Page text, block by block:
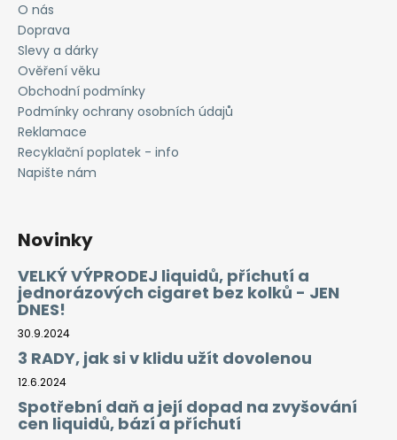
O nás
Doprava
Slevy a dárky
Ověření věku
Obchodní podmínky
Podmínky ochrany osobních údajů
Reklamace
Recyklační poplatek - info
Napište nám
Novinky
VELKÝ VÝPRODEJ liquidů, příchutí a
jednorázových cigaret bez kolků - JEN
DNES!
30.9.2024
3 RADY, jak si v klidu užít dovolenou
12.6.2024
Spotřební daň a její dopad na zvyšování
cen liquidů, bází a příchutí